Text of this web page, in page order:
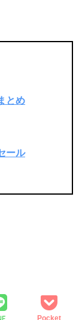
とめ
ール